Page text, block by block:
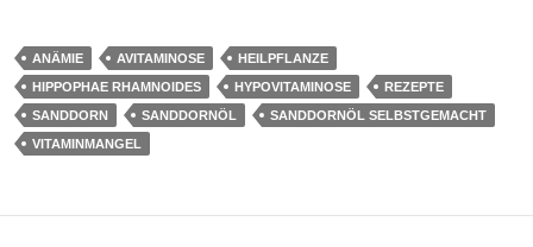
er
e
st
at
s
A
p
ail e
ss
a
g
ss
e
n
gr
a
e
b
ANÄMIE AVITAMINOSE
HEILPFLANZE
HIPPOPHAE RHAMNOIDES
HYPOVITAMINOSE
REZEPTE
SANDDORN
SANDDORNÖL
SANDDORNÖL SELBSTGEMACHT
VITAMINMANGEL